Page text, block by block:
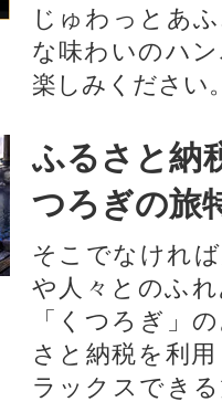
じゅわっとあ
な味わいのハ
楽しみください
ふるさと納
つろぎの旅
そこでなけれ
や人々とのふ
「くつろぎ」
さと納税を利
ラックスでき